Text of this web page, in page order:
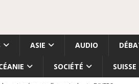
ASIE AUDIO
SOCIÉTÉ SUISSE